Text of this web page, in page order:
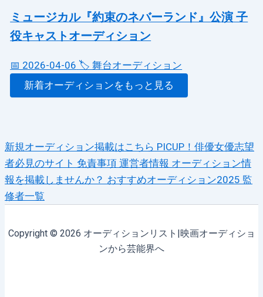
ミュージカル『約束のネバーランド』公演 子
役キャストオーディション
📅 2026-04-06 🏷️ 舞台オーディション
新着オーディションをもっと見る
新規オーディション掲載はこちら PICUP！俳優女優志望
者必見のサイト 免責事項 運営者情報 オーディション情
報を掲載しませんか？ おすすめオーディション2025 監
修者一覧
Copyright © 2026 オーディションリスト|映画オーディショ
ンから芸能界へ